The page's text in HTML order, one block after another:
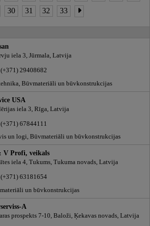
30 31 32 33
iela 3, Jūrmala, Latvija
(+371) 29408682
Būvmateriāli un būvkonstrukcijas
USA
iela 3, Rīga, Latvija
(+371) 67844111
un logi, Būvmateriāli un būvkonstrukcijas
V Profi, veikals
iela 4, Tukums, Tukuma novads, Latvija
(+371) 63181654
un būvkonstrukcijas
A
prospekts 7-10, Baloži, Ķekavas novads, Latvija